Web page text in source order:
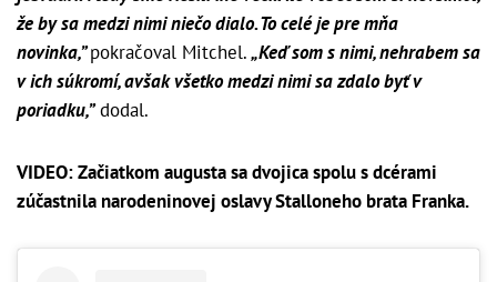
že by sa medzi nimi niečo dialo. To celé je pre mňa
novinka,”pokračoval Mitchel.„Keď som s nimi, nehrabem sa
v ich súkromí, avšak všetko medzi nimi sa zdalo byť v
poriadku,”dodal.
VIDEO: Začiatkom augusta sa dvojica spolu s dcérami
zúčastnila narodeninovej oslavy Stalloneho brata Franka.